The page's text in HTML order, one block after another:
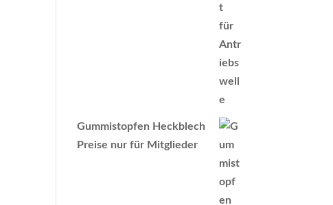
Gummistopfen Heckblech
Preise nur für Mitglieder